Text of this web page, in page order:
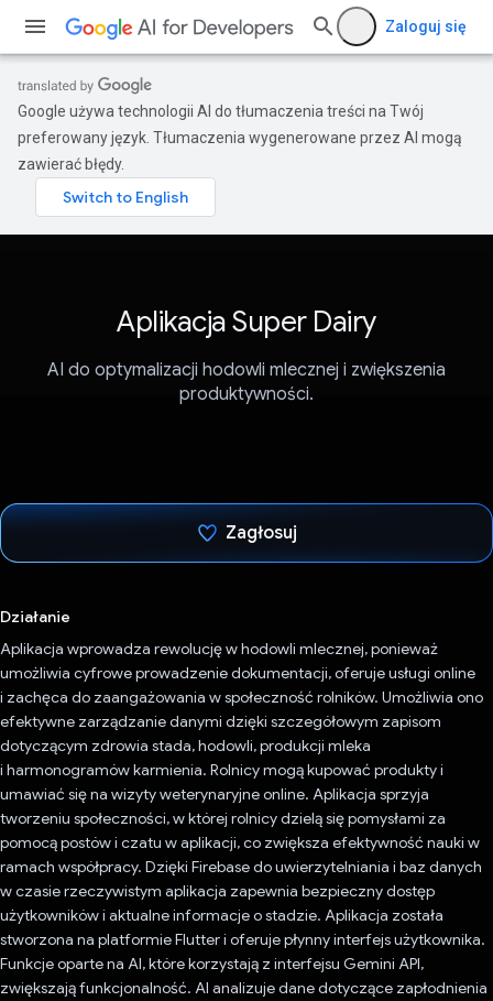
Zaloguj się
Google używa technologii AI do tłumaczenia treści na Twój
preferowany język. Tłumaczenia wygenerowane przez AI mogą
zawierać błędy.
Aplikacja Super Dairy
AI do optymalizacji hodowli mlecznej i zwiększenia
produktywności.
Zagłosuj
Działanie
Aplikacja wprowadza rewolucję w hodowli mlecznej, ponieważ
umożliwia cyfrowe prowadzenie dokumentacji, oferuje usługi online
i zachęca do zaangażowania w społeczność rolników. Umożliwia ono
efektywne zarządzanie danymi dzięki szczegółowym zapisom
dotyczącym zdrowia stada, hodowli, produkcji mleka
i harmonogramów karmienia. Rolnicy mogą kupować produkty i
umawiać się na wizyty weterynaryjne online. Aplikacja sprzyja
tworzeniu społeczności, w której rolnicy dzielą się pomysłami za
pomocą postów i czatu w aplikacji, co zwiększa efektywność nauki w
ramach współpracy. Dzięki Firebase do uwierzytelniania i baz danych
w czasie rzeczywistym aplikacja zapewnia bezpieczny dostęp
użytkowników i aktualne informacje o stadzie. Aplikacja została
stworzona na platformie Flutter i oferuje płynny interfejs użytkownika.
Funkcje oparte na AI, które korzystają z interfejsu Gemini API,
zwiększają funkcjonalność. AI analizuje dane dotyczące zapłodnienia